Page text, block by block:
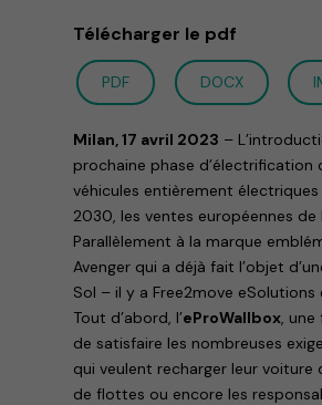
Télécharger le pdf
PDF DOCX
Milan, 17 avril 2023 –
prochaine phase d’électrification
véhicules entièrement électriques
2030, les ventes européennes
Parallèlement à la marque
Avenger qui a déjà fait l’objet
Sol – il y a Free2move
Tout d’abord, l’eProWallbox ,
de satisfaire les nombreuses
qui veulent recharger leur voiture
de flottes ou encore les